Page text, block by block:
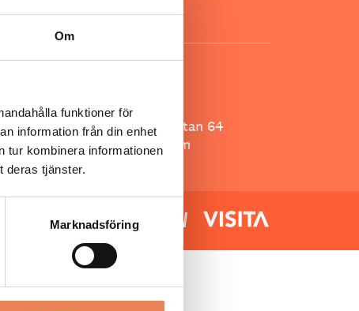
Om
funktioner för
information från din enhet
tur kombinera informationen
deras tjänster.
Marknadsföring
Besöksliv
Spoon, Brännkyrkagatan 64
118 23 Stockholm